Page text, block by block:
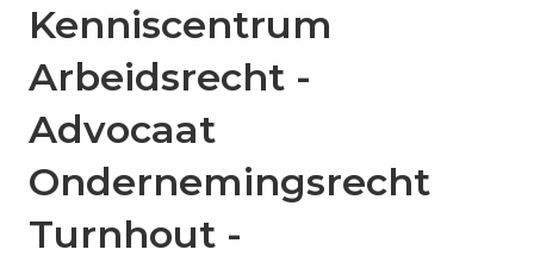
Kenniscentrum
Arbeidsrecht -
Advocaat
Ondernemingsrecht
Turnhout -